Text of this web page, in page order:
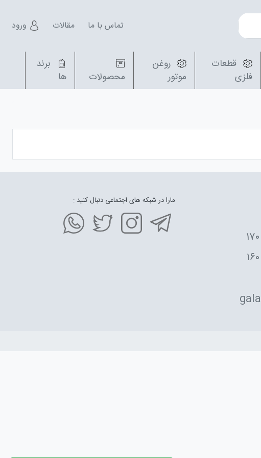
ورود مقالات تماس با ما
قطعات
فلزی
روغن
موتور
محصولات
برند
ها
مارا در شبکه های اجتماعی دنبال کنید :